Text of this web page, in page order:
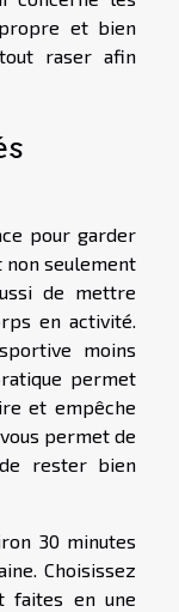
et bien
raser afin
pour garder
seulement
de mettre
en activité.
moins
permet
et empêche
permet de
rester bien
30 minutes
Choisissez
faites en une